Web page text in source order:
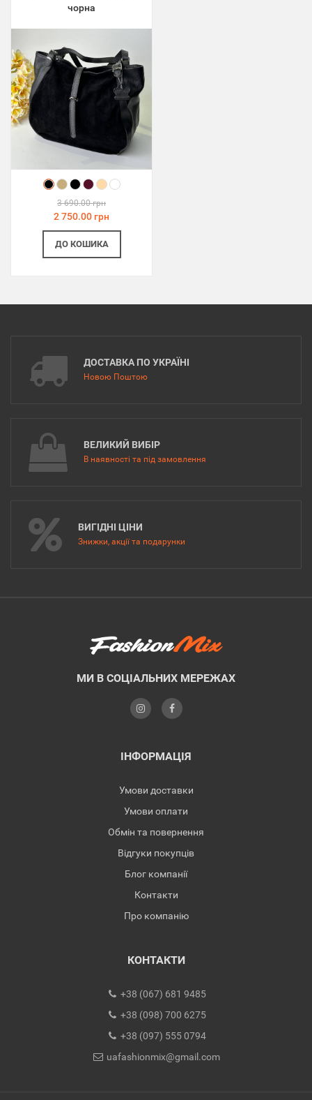
чорна
3 690.00 грн
2 750.00 грн
ДО КОШИКА
ДОСТАВКА ПО УКРАЇНІ
Новою Поштою
ВЕЛИКИЙ ВИБІР
В наявності та під замовлення
ВИГІДНІ ЦІНИ
Знижки, акції та подарунки
МИ В СОЦІАЛЬНИХ МЕРЕЖАХ
ІНФОРМАЦІЯ
Умови доставки
Умови оплати
Обмін та повернення
Відгуки покупців
Блог компанії
Контакти
Про компанію
КОНТАКТИ
+38 (067) 681 9485
+38 (098) 700 6275
+38 (097) 555 0794
uafashionmix@gmail.com